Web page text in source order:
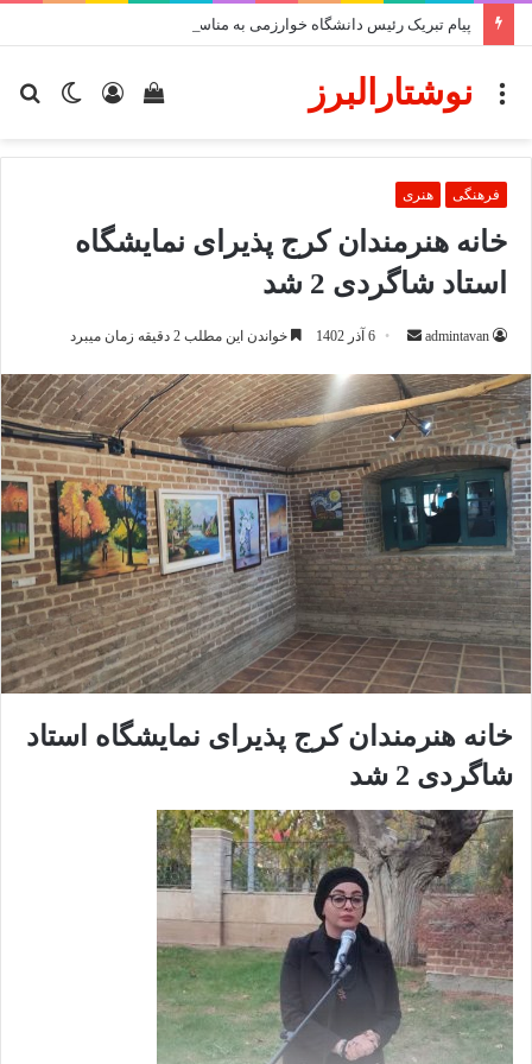
تغییر
ورود
دیدن
خرید
نوشتارالبرزمنو
فرهنگی هنری
خانه هنرمندان کرج پذیرای نمایشگاه
استاد شاگردی 2 شد
admintavan
ارسال6 آذر 1402 خواندن این مطلب 2 دقیقه زمان میبرد
خانه هنرمندان کرج پذیرای نمایشگاه استاد
شاگردی 2 شد